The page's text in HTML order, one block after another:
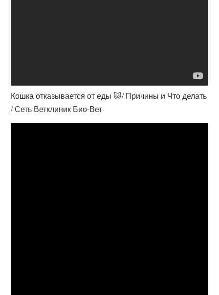
Кошка отказывается от еды 🐱/ Причины и Что делать
/ Сеть Ветклиник Био-Вет